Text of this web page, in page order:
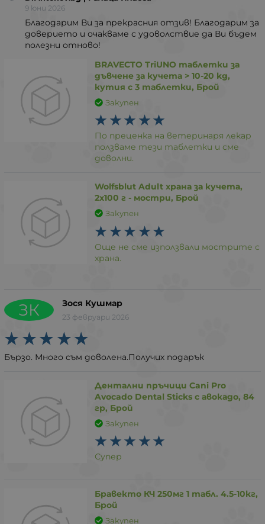
9 юни 2026
Благодарим Ви за прекрасния отзив! Благодарим за
доверието и очакваме с удоволствие да Ви бъдем
полезни отново!
BRAVECTO TriUNO таблетки за
дъвчене за кучета > 10-20 kg,
кутия с 3 таблетки, Брой
Закупен
По преценка на ветеринаря лекар
ползваме тези таблетки и сме
доволни.
Wolfsblut Adult храна за кучета,
2х100 г - мостри, Брой
Закупен
Още не сме използвали мострите с
храна.
ЗК Зося Кушмар
23 февруари 2026
Бързо. Много съм доволена.Получих подарък
Дентални пръчици Cani Pro
Avocado Dental Sticks с авокадо, 84
гр, Брой
Закупен
Супер
Бравекто КЧ 250мг 1 табл. 4.5-10кг,
Брой
Закупен